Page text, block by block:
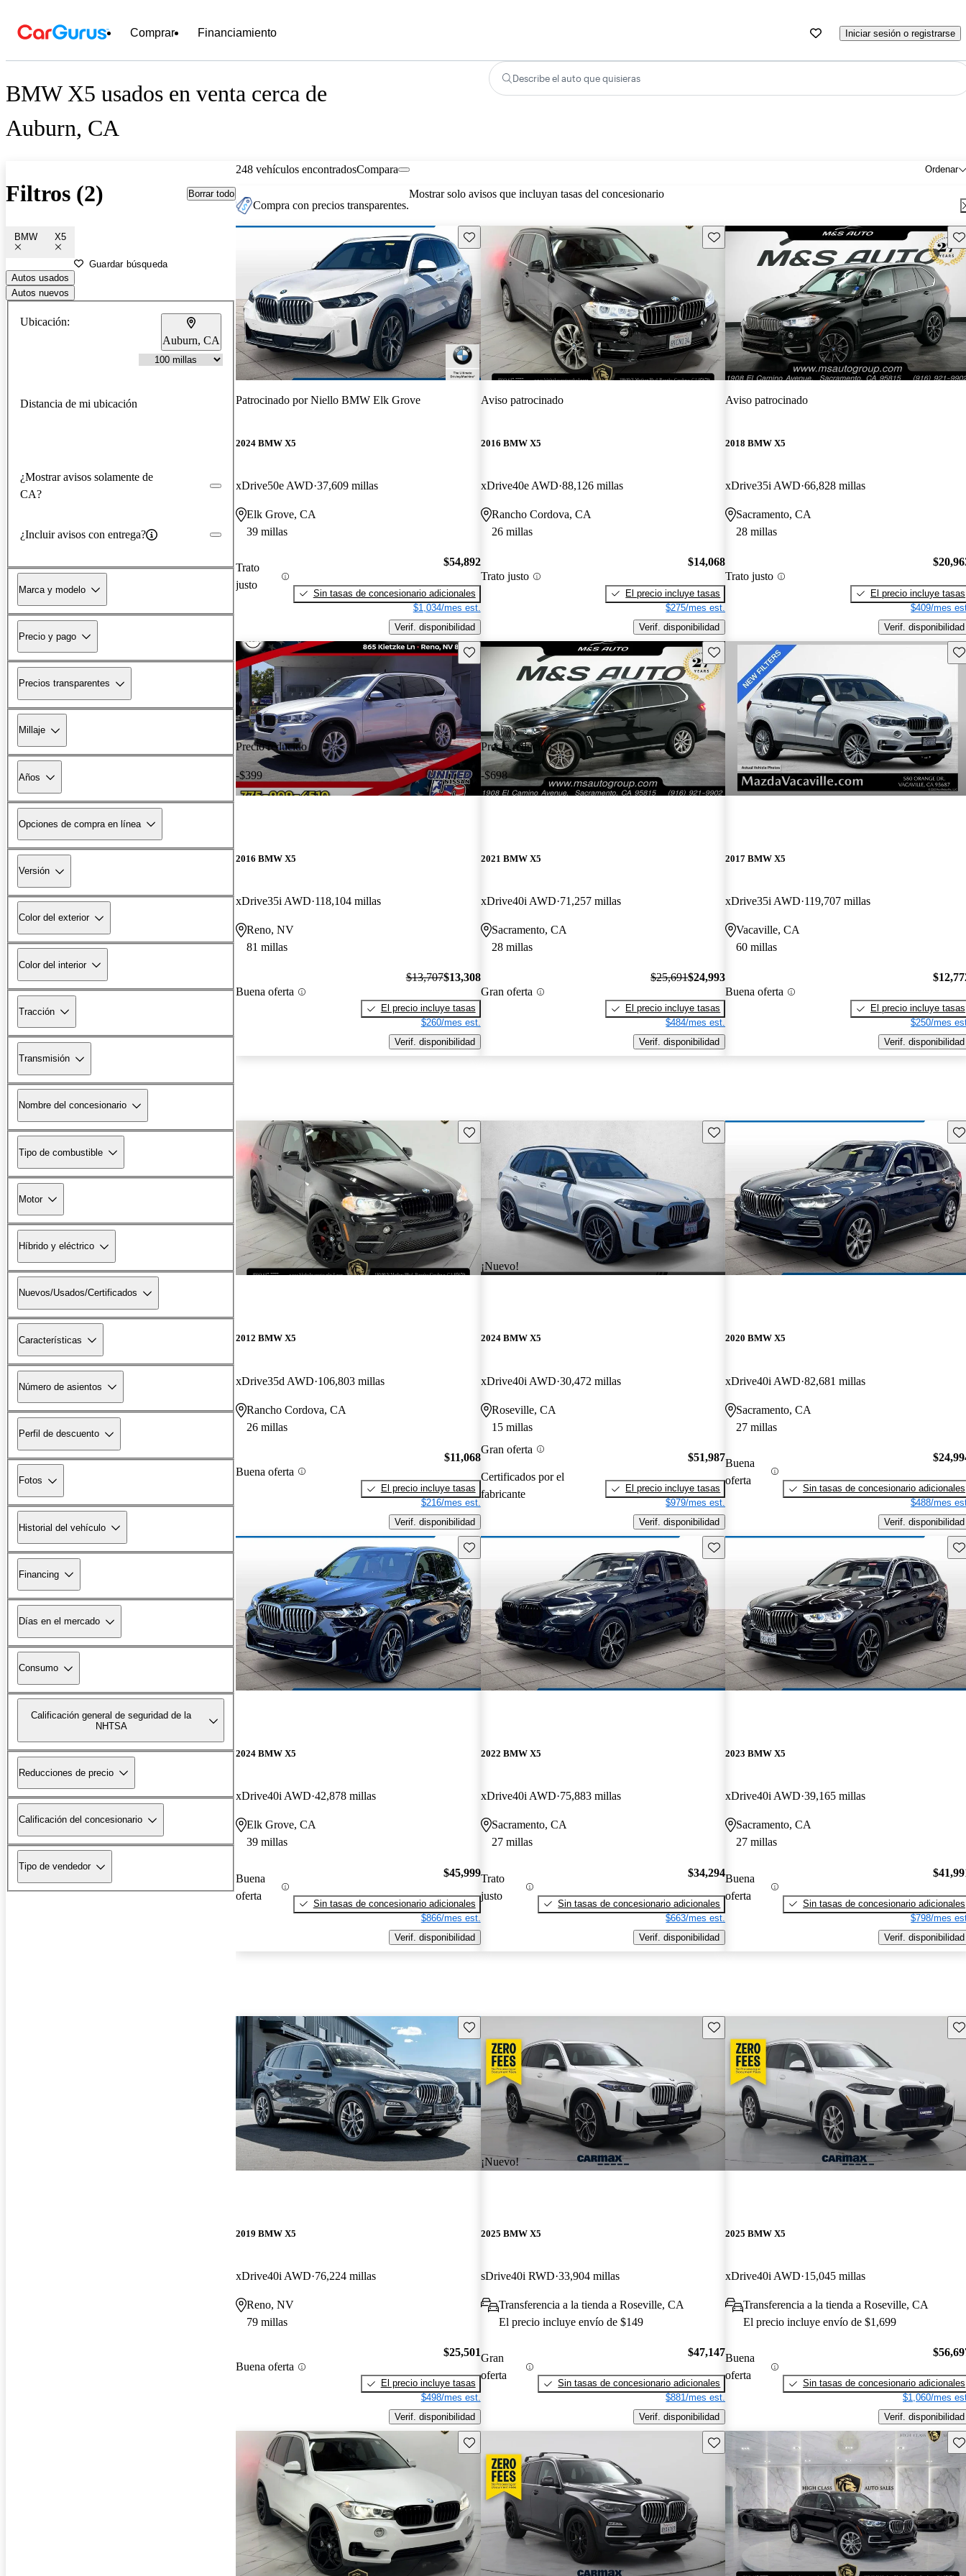
Comprar Financiamiento Iniciar sesión o registrarse
BMW X5 usados en venta cerca de
Auburn, CA
Describe el auto que quisieras
Filtros (2) Borrar todo
BMW X5
Guardar búsqueda
Autos usados
Autos nuevos
Ubicación:
Auburn, CA
Distancia de mi ubicación
¿Mostrar avisos solamente de
CA?
¿Incluir avisos con entrega?
Marca y modelo
Precio y pago
Precios transparentes
Millaje
Años
Opciones de compra en línea
Versión
Color del exterior
Color del interior
Tracción
Transmisión
Nombre del concesionario
Tipo de combustible
Motor
Híbrido y eléctrico
Nuevos/Usados/Certificados
Características
Número de asientos
Perfil de descuento
Fotos
Historial del vehículo
Financing
Días en el mercado
Consumo
Calificación general de seguridad de la
NHTSA
Reducciones de precio
Calificación del concesionario
Tipo de vendedor
248 vehículos encontrados Ordenar
Compara
Compra con precios transparentes.
Mostrar solo avisos que incluyan tasas del concesionario
Guarda este Aviso
Patrocinado porNiello BMW Elk Grove
2024 BMW X5
xDrive50e AWD 37,609 millas
Elk Grove, CA
39 millas
Trato
justo
$54,892
Sin tasas de concesionario adicionales
$1,034/mes est.
Verif. disponibilidad
Guarda este Aviso
Aviso patrocinado
2016 BMW X5
xDrive40e AWD 88,126 millas
Rancho Cordova, CA
26 millas
Trato justo
$14,068
El precio incluye tasas
$275/mes est.
Verif. disponibilidad
Aviso patrocinado
2018 BMW X5
xDrive35i AWD 66,828 millas
Sacramento, CA
28 millas
Trato justo
El precio incluye tasas
$409/mes
Verif. disponibilidad
Precio reducido
-$399
Guarda este Aviso
2016 BMW X5
xDrive35i AWD 118,104 millas
Reno, NV
81 millas
Buena oferta
$13,707$13,308
El precio incluye tasas
$260/mes est.
Verif. disponibilidad
Precio reducido
-$698
Guarda este Aviso
2021 BMW X5
xDrive40i AWD 71,257 millas
Sacramento, CA
28 millas
Gran oferta
$25,691$24,993
El precio incluye tasas
$484/mes est.
Verif. disponibilidad
2017 BMW X5
xDrive35i AWD 119,707 millas
Vacaville, CA
60 millas
Buena oferta
El precio incluye tasas
$250/mes
Verif. disponibilidad
Guarda este Aviso
2012 BMW X5
xDrive35d AWD 106,803 millas
Rancho Cordova, CA
26 millas
Buena oferta
$11,068
El precio incluye tasas
$216/mes est.
Verif. disponibilidad
¡Nuevo!
Guarda este Aviso
2024 BMW X5
xDrive40i AWD 30,472 millas
Roseville, CA
15 millas
Gran oferta
Certificados por el
fabricante
$51,987
El precio incluye tasas
$979/mes est.
Verif. disponibilidad
2020 BMW X5
xDrive40i AWD 82,681 millas
Sacramento, CA
27 millas
Buena
oferta
Sin tasas de concesionario adicionales
$488/mes
Verif. disponibilidad
Guarda este Aviso
2024 BMW X5
xDrive40i AWD 42,878 millas
Elk Grove, CA
39 millas
Buena
oferta
$45,999
Sin tasas de concesionario adicionales
$866/mes est.
Verif. disponibilidad
Guarda este Aviso
2022 BMW X5
xDrive40i AWD 75,883 millas
Sacramento, CA
27 millas
Trato
justo
$34,294
Sin tasas de concesionario adicionales
$663/mes est.
Verif. disponibilidad
2023 BMW X5
xDrive40i AWD 39,165 millas
Sacramento, CA
27 millas
Buena
oferta
Sin tasas de concesionario adicionales
$798/mes
Verif. disponibilidad
Guarda este Aviso
2019 BMW X5
xDrive40i AWD 76,224 millas
Reno, NV
79 millas
Buena oferta
$25,501
El precio incluye tasas
$498/mes est.
Verif. disponibilidad
¡Nuevo!
Guarda este Aviso
2025 BMW X5
sDrive40i RWD 33,904 millas
Transferencia a la tienda a Roseville, CA
El precio incluye envío de $149
Gran
oferta
$47,147
Sin tasas de concesionario adicionales
$881/mes est.
Verif. disponibilidad
2025 BMW X5
xDrive40i AWD 15,045 millas
Transferencia a la tienda a Roseville, CA
El precio incluye envío de $1,699
Buena
oferta
Sin tasas de concesionario adicionales
$1,060/mes
Verif. disponibilidad
Guarda este Aviso Guarda este Aviso